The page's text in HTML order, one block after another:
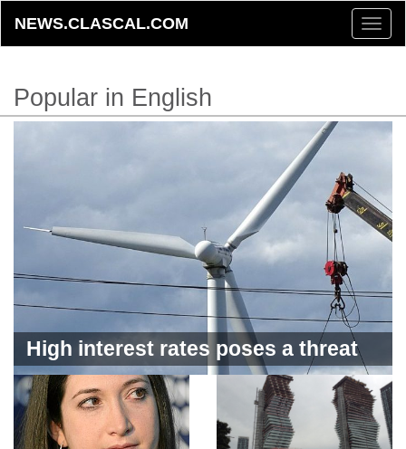
Toggle
NEWS.CLASCAL.COM
Popular in English
High interest rates poses a threat
to the green economy